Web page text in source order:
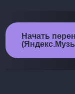
Начать